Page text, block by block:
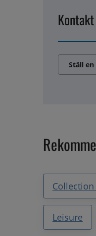
Kontakt
Ställ en
Leisure